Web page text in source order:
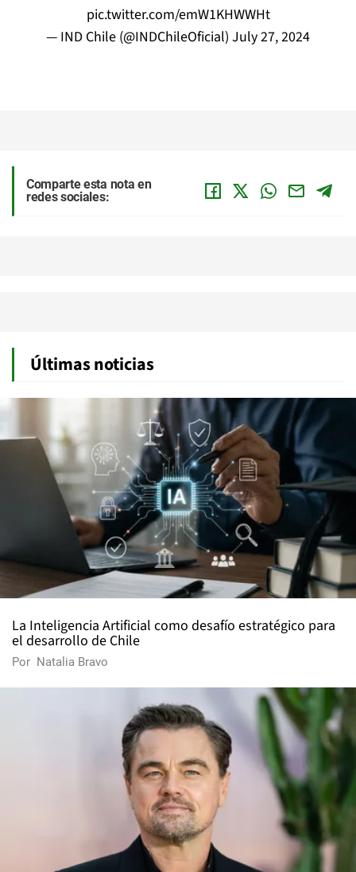
pic.twitter.com/emW1KHWWHt
— IND Chile (@INDChileOficial) July 27, 2024
Comparte esta nota en
redes sociales:
Últimas noticias
La Inteligencia Artificial como desafío estratégico para
el desarrollo de Chile
Por Natalia Bravo